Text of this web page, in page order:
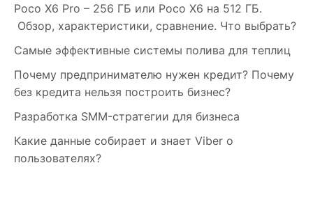
Poco X6 Pro – 256 ГБ или Poco X6 на 512 ГБ.
Обзор, характеристики, сравнение. Что выбрать?
Самые эффективные системы полива для теплиц
Почему предпринимателю нужен кредит? Почему
без кредита нельзя построить бизнес?
Разработка SMM-стратегии для бизнеса
Какие данные собирает и знает Viber о
пользователях?